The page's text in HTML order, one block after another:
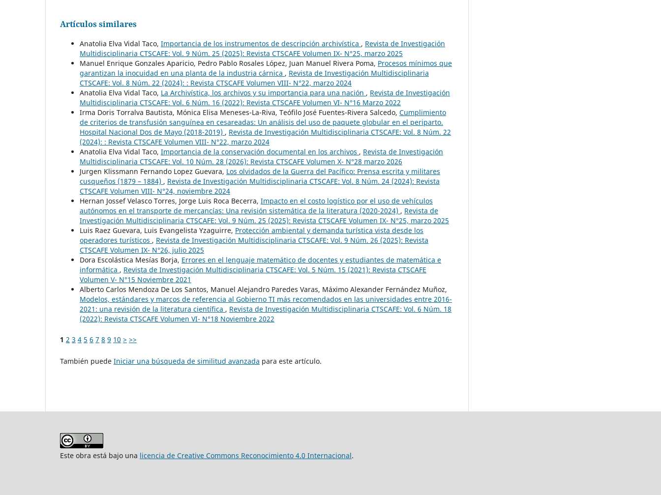
Artículos similares
Anatolia Elva Vidal Taco, Importancia de los instrumentos de descripción archivística , Revista de Investigación
Multidisciplinaria CTSCAFE: Vol. 9 Núm. 25 (2025): Revista CTSCAFE Volumen IX- N°25, marzo 2025
Manuel Enrique Gonzales Aparicio, Pedro Pablo Rosales López, Juan Manuel Rivera Poma, Procesos mínimos que
garantizan la inocuidad en una planta de la industria cárnica , Revista de Investigación Multidisciplinaria
CTSCAFE: Vol. 8 Núm. 22 (2024): : Revista CTSCAFE Volumen VIII- N°22, marzo 2024
Anatolia Elva Vidal Taco, La Archivística, los archivos y su importancia para una nación , Revista de Investigación
Multidisciplinaria CTSCAFE: Vol. 6 Núm. 16 (2022): Revista CTSCAFE Volumen VI- N°16 Marzo 2022
Irma Doris Torralva Bautista, Mónica Elisa Meneses-La-Riva, Teófilo José Fuentes-Rivera Salcedo, Cumplimiento
de criterios de transfusión sanguínea en cesareadas: Un análisis del uso de paquete globular en el periparto.
Hospital Nacional Dos de Mayo (2018-2019) , Revista de Investigación Multidisciplinaria CTSCAFE: Vol. 8 Núm. 22
(2024): : Revista CTSCAFE Volumen VIII- N°22, marzo 2024
Anatolia Elva Vidal Taco, Importancia de la conservación documental en los archivos , Revista de Investigación
Multidisciplinaria CTSCAFE: Vol. 10 Núm. 28 (2026): Revista CTSCAFE Volumen X- N°28 marzo 2026
Jurgen Klissmann Fernando Lopez Guevara, Los olvidados de la Guerra del Pacífico: Prensa escrita y militares
cusqueños (1879 – 1884) , Revista de Investigación Multidisciplinaria CTSCAFE: Vol. 8 Núm. 24 (2024): Revista
CTSCAFE Volumen VIII- N°24, noviembre 2024
Hernan Jossef Velasco Torres, Jorge Luis Roca Becerra, Impacto en el costo logístico por el uso de vehículos
autónomos en el transporte de mercancías: Una revisión sistemática de la literatura (2020-2024) , Revista de
Investigación Multidisciplinaria CTSCAFE: Vol. 9 Núm. 25 (2025): Revista CTSCAFE Volumen IX- N°25, marzo 2025
Luis Raez Guevara, Luis Evangelista Yzaguirre, Protección ambiental y demanda turística vista desde los
operadores turísticos , Revista de Investigación Multidisciplinaria CTSCAFE: Vol. 9 Núm. 26 (2025): Revista
CTSCAFE Volumen IX- N°26, julio 2025
Dora Escolástica Mesías Borja, Errores en el lenguaje matemático de docentes y estudiantes de matemática e
informática , Revista de Investigación Multidisciplinaria CTSCAFE: Vol. 5 Núm. 15 (2021): Revista CTSCAFE
Volumen V- N°15 Noviembre 2021
Alberto Carlos Mendoza De Los Santos, Manuel Alejandro Paredes Varas, Máximo Alexander Fernández Muñoz,
Modelos, estándares y marcos de referencia al Gobierno TI más recomendados en las universidades entre 2016-
2021: una revisión de la literatura científica , Revista de Investigación Multidisciplinaria CTSCAFE: Vol. 6 Núm. 18
(2022): Revista CTSCAFE Volumen VI- N°18 Noviembre 2022
1 2 3 4 5 6 7 8 9 10 > >>
También puede Iniciar una búsqueda de similitud avanzada para este artículo.
Este obra está bajo una licencia de Creative Commons Reconocimiento 4.0 Internacional.